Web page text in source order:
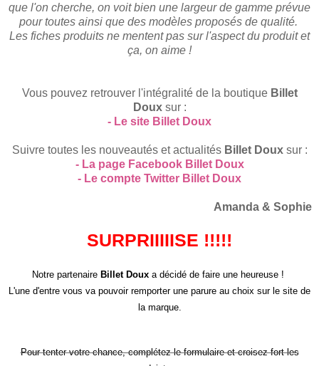
que l'on cherche, on voit bien une largeur de gamme prévue
pour toutes ainsi que des modèles proposés de qualité.
Les fiches produits ne mentent pas sur l'aspect du produit et
ça, on aime !
Vous pouvez retrouver l'intégralité de la boutique Billet
Douxsur :
- Le site Billet Doux
Suivre toutes les nouveautés et actualités Billet Douxsur :
- La page Facebook Billet Doux
- Le compte Twitter Billet Doux
Amanda & Sophie
SURPRIIIIISE !!!!!
Notre partenaire Billet Doux a décidé de faire une heureuse !
L'une d'entre vous va pouvoir remporter une parure au choix sur le site de
la marque.
Pour tenter votre chance, complétez le formulaire et croisez fort les